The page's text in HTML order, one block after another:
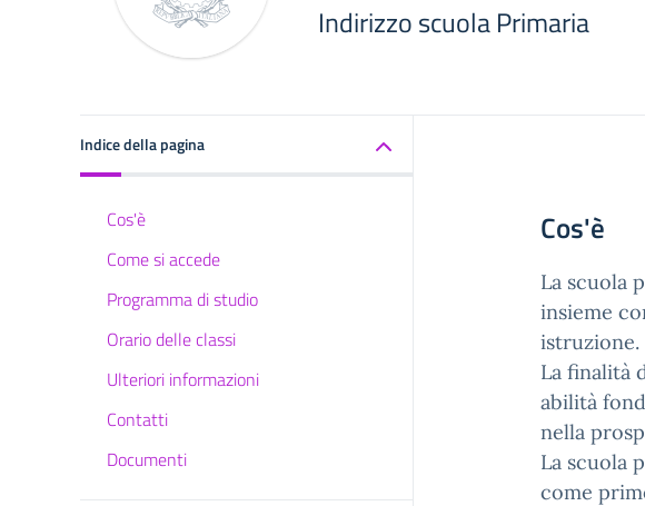
Indirizzo scuola Primaria
Indice della pagina
Cos'è
Come si accede
Programma di studio
Orario delle classi
Ulteriori informazioni
Contatti
Documenti
Cos'è
La scuola
insieme
istruzione.
La finalità
abilità
nella
La scuola
come